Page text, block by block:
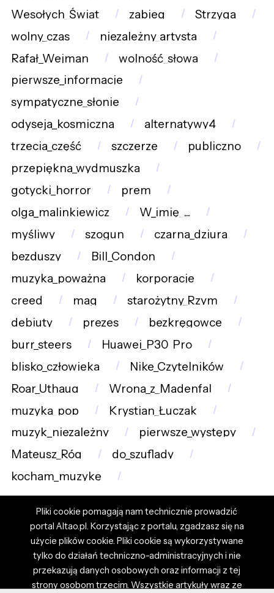
Wesołych_Świąt
zabieg
Strzyga
wolny_czas
niezależny_artysta
Rafał_Wejman
wolność_słowa
pierwsze_informacje
sympatyczne_słonie
odyseja_kosmiczna
alternatywy4
trzecia_część
szczerze
publiczno
przepiękna_wydmuszka
gotycki_horror
prem
olga_malinkiewicz
W_imię_...
myśliwy
szogun
czarna_dziura
bezduszy
Bill_Condon
muzyka_poważna
korporacje
creed
mag
starożytny_Rzym
debiuty
prezes
bezkręgowce
burr_steers
Huawei_P30_Pro
blisko_człowieka
Nike_Czytelników
Roar_Uthaug
Wrona_z_Madenfal
muzyka_pop
Krystian_Łuczak
muzyk_niezależny
pierwsze_występy
Mateusz_Róg
do_szuflady
kocham_muzykę
Pliki cookie pomagają nam technicznie prowadzić
portal Altao.pl. Korzystając z portalu, zgadzasz się na
użycie plików cookie. Pliki cookie są wykorzystywane
tylko do działań techniczno-administracyjnych i nie
przekazują danych osobowych oraz informacji z tej
strony osobom trzecim. Wszystkie artykuły wraz ze